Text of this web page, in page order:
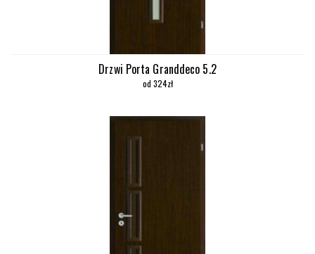
Drzwi Porta Granddeco 5.2
od 324zł